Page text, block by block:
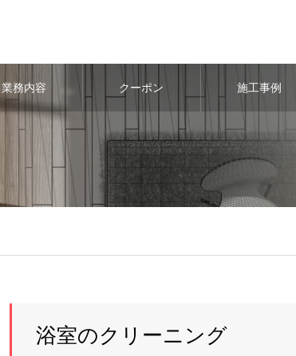
業務内容 クーポン 施工事例
浴室のクリーニング